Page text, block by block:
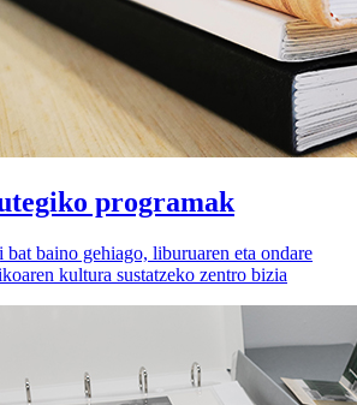
programak
baino gehiago, liburuaren eta ondare
kultura sustatzeko zentro bizia